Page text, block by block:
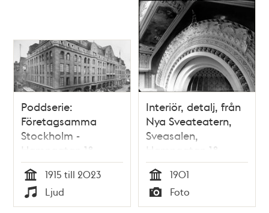
Poddserie:
Företagsamma
Stockholm -
Hamngatan 18,
Nordiska Kompaniet
Tid
1915 till 2023
Typ
Ljud
Interiör, detalj, från
Nya Sveateatern,
Sveasalen,
Hamngatan 18
Tid
1901
Typ
Foto